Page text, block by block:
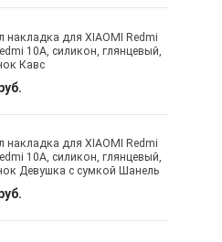
накладка для XIAOMI Redmi
10A, силикон, глянцевый,
Кавс
накладка для XIAOMI Redmi
10A, силикон, глянцевый,
Девушка с сумкой Шанель